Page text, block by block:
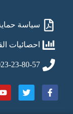
سياسة
احصائيات
023-23-80-57/ 023-23-80-77